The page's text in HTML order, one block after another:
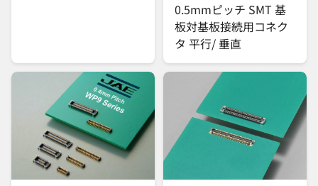
0.5mmピッチ SMT 基
板対基板接続用コネク
タ 平行/ 垂直